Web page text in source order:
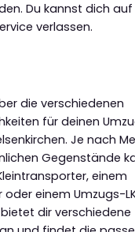
Du kannst dich auf
verlassen.
die verschiedenen
für deinen
Je nach
Gegenstände
einem
einem Umzugs-
dir verschiedene